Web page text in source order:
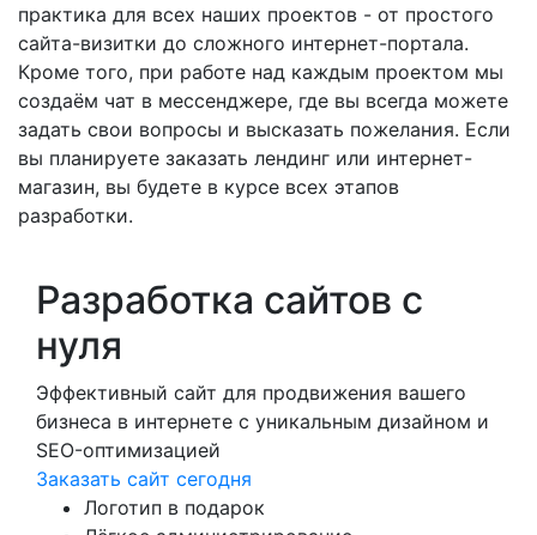
практика для всех наших проектов - от простого
сайта-визитки до сложного интернет-портала.
Кроме того, при работе над каждым проектом мы
создаём чат в мессенджере, где вы всегда можете
задать свои вопросы и высказать пожелания. Если
вы планируете заказать лендинг или интернет-
магазин, вы будете в курсе всех этапов
разработки.
Разработка сайтов с
нуля
Эффективный сайт для продвижения вашего
бизнеса в интернете с уникальным дизайном и
SEO-оптимизацией
Заказать сайт сегодня
Логотип в подарок